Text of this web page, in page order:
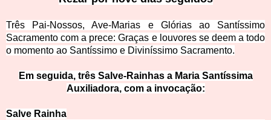
Três Pai-Nossos, Ave-Marias e Glórias ao Santíssimo
Sacramento com a prece:Graças e louvores se deem a todo
o momento ao Santíssimo e Diviníssimo Sacramento.
Em seguida, três Salve-Rainhas a Maria Santíssima
Auxiliadora, com a invocação:
Salve Rainha